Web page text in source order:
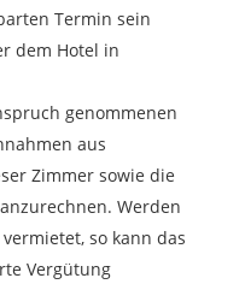
Termin sein
dem Hotel in
genommenen
aus
Zimmer sowie die
Werden
so kann das
Vergütung